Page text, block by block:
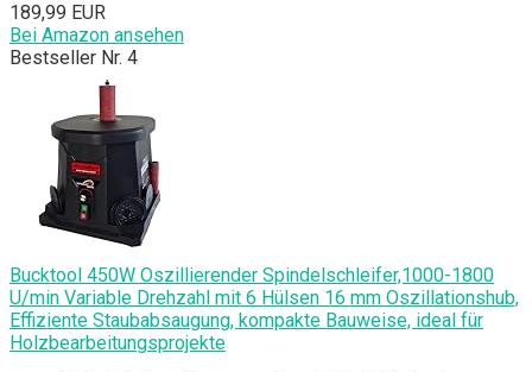
189,99 EUR
Bei Amazon ansehen
Bestseller Nr. 4
Bucktool 450W Oszillierender Spindelschleifer,1000-1800
U/min Variable Drehzahl mit 6 Hülsen 16 mm Oszillationshub,
Effiziente Staubabsaugung, kompakte Bauweise, ideal für
Holzbearbeitungsprojekte